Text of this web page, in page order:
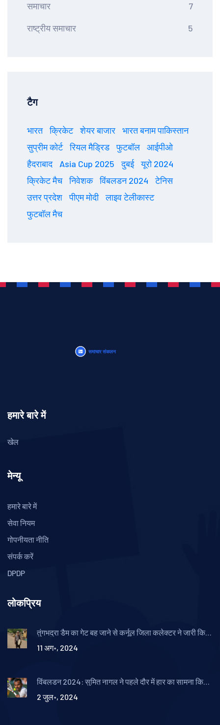
समाचार 7
राष्ट्रीय समाचार 5
टैग
भारत क्रिकेट शेयर बाजार
भारत बनाम पाकिस्तान
सुप्रीम कोर्ट
रियल मैड्रिड फुटबॉल
आईपीओ
हैदराबाद
Asia Cup 2025 दुबई
यूरो 2024
क्रिकेट मैच
निवेशक विंबलडन 2024
टेनिस
उत्तर प्रदेश
पीएम मोदी
लाइव टेलीकास्ट
फुटबॉल मैच
हमारे बारे में
खेल
मेन्यू
हमारे बारे में
सेवा नियम
गोपनीयता नीति
संपर्क करें
DPDP
लोकप्रिय
तुंगभद्रा डैम का गेट बह जाने से कर्नूल जिला कलेक्टर ने जारी किया
11 अग॰, 2024
विंबलडन 2024: सुमित नागल ने पहले दौर में हार का सामना किया,
2 जुल॰, 2024